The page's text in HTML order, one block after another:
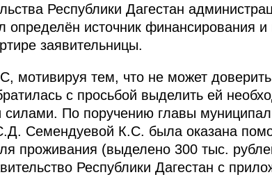
Республики Дагестан
определён источник финансирования
заявительницы.
мотивируя тем, что не может
с просьбой выделить ей
По поручению главы
Семендуевой К.С. была оказана
проживания (выделено 300 тыс.
Республики Дагестан с